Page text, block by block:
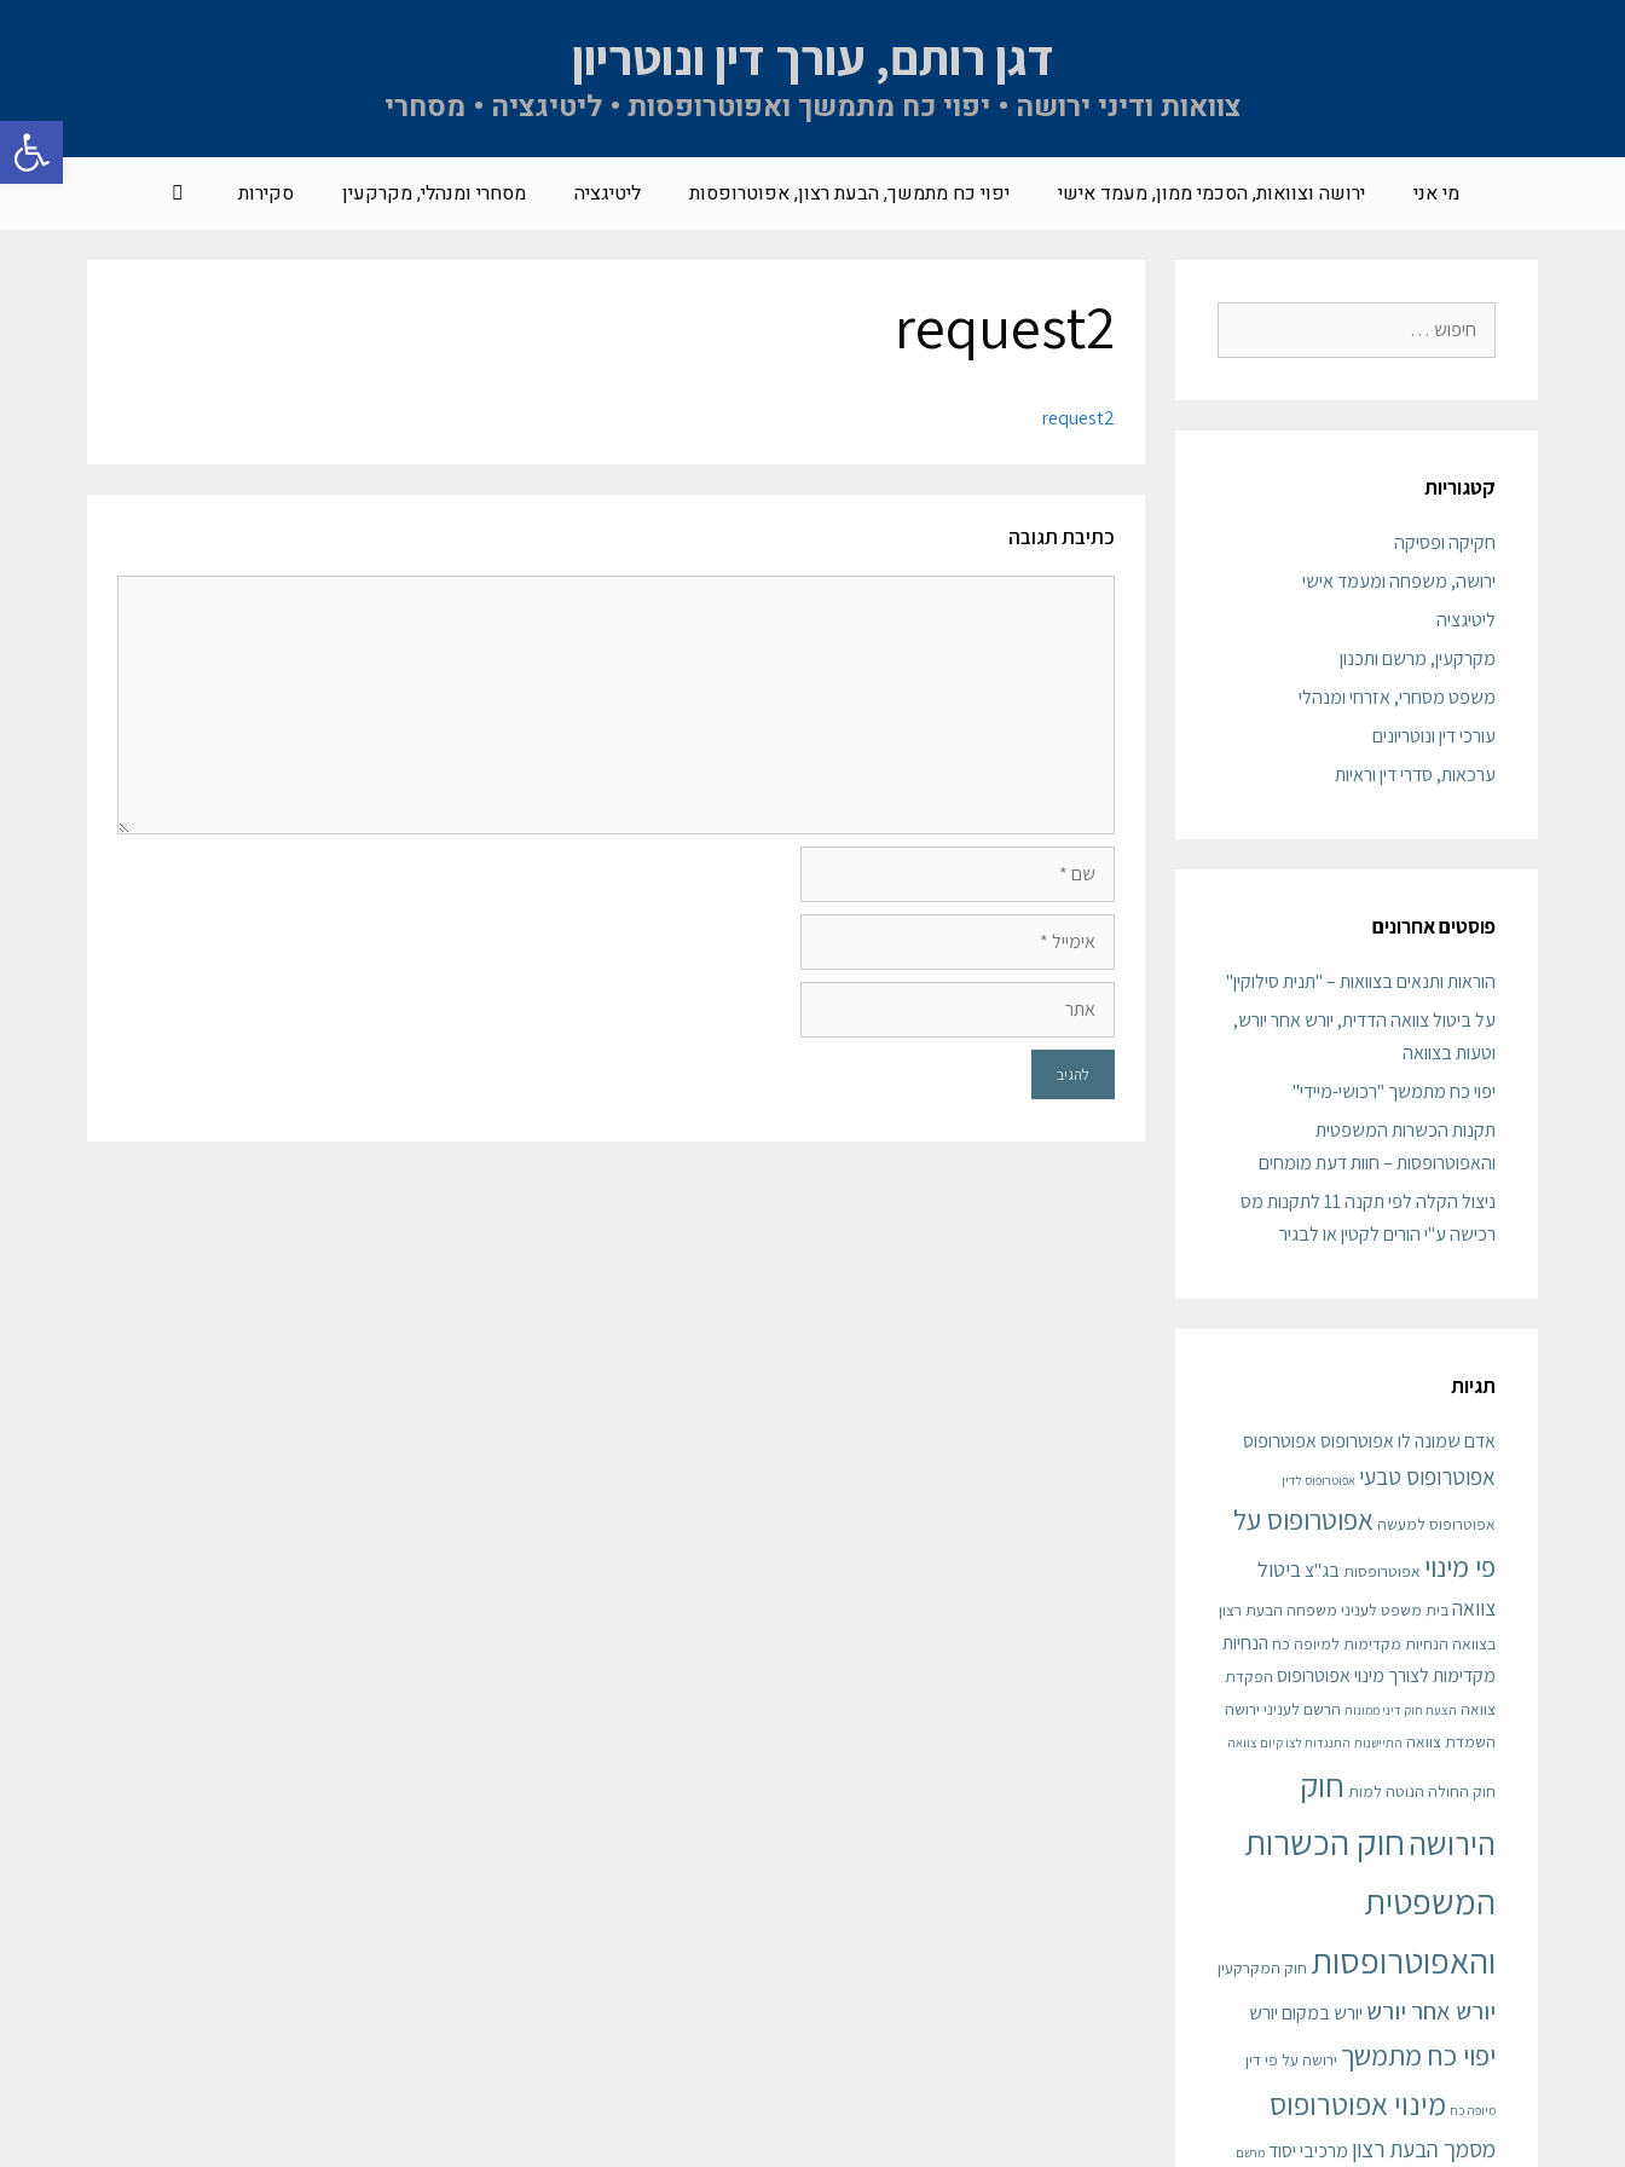
פתח
דגן רותם, עורך דין ונוטריון
צוואות ודיני ירושה • יפוי כח מתמשך ואפוטרופסות • ליטיגציה • מסחרי
מי אני ירושה וצוואות, הסכמי ממון, מעמד אישי יפוי כח מתמשך, הבעת רצון, אפוטרופסות ליטיגציה מסחרי ומנהלי, מקרקעין סקירות
request2
request2
כתיבת תגובה
קטגוריות
חקיקה ופסיקה
ירושה, משפחה ומעמד אישי
ליטיגציה
מקרקעין, מרשם ותכנון
משפט מסחרי, אזרחי ומנהלי
עורכי דין ונוטריונים
ערכאות, סדרי דין וראיות
פוסטים אחרונים
הוראות ותנאים בצוואות – "תנית סילוקין"
על ביטול צוואה הדדית, יורש אחר יורש,
וטעות בצוואה
יפוי כח מתמשך "רכושי-מיידי"
תקנות הכשרות המשפטית
והאפוטרופסות – חוות דעת מומחים
ניצול הקלה לפי תקנה 11 לתקנות מס
רכישה ע"י הורים לקטין או לבגיר
תגיות
אדם שמונה לו אפוטרופוסאפוטרופוס
אפוטרופוס טבעי אפוטרופוס לדין
אפוטרופוס למעשה אפוטרופוס על
פי מינוי אפוטרופסותבג"צביטול
צוואהבית משפט לעניני משפחה הבעת רצון
בצוואה הנחיות מקדימות למיופה כח הנחיות
מקדימות לצורך מינוי אפוטרופוס הפקדת
צוואה הצעת חוק דיני ממונות הרשם לעניני ירושה
השמדת צוואה התיישנות התנגדות לצו קיום צוואה
חוק החולה הנוטה למות חוק
הירושהחוק הכשרות
המשפטית
והאפוטרופסות חוק המקרקעין
יורש אחר יורש יורש במקום יורש
יפוי כח מתמשך ירושה על פי דין
מיופה כח מינוי אפוטרופוס
מסמך הבעת רצון מרכיבי יסוד מרשם